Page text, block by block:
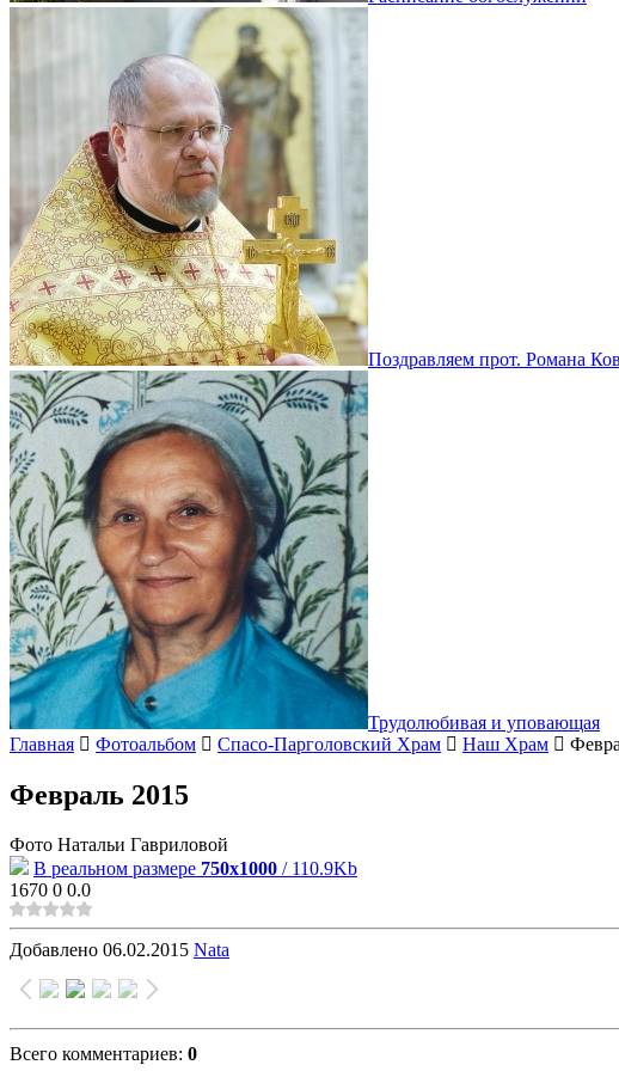
Поздравляем прот. Романа
Трудолюбивая и уповающая
Главная
Фотоальбом Спасо-Парголовский Храм Наш Храм
Февраль 2015
Фото Натальи Гавриловой
В реальном размере 750x1000 / 110.9Kb
1670 0 0.0
Добавлено 06.02.2015 Nata
Всего комментариев: 0